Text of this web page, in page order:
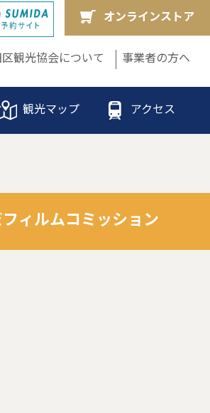
オンラインストア
区観光協会について 事業者の方へ
観光マップ アクセス
ィルムコミッション